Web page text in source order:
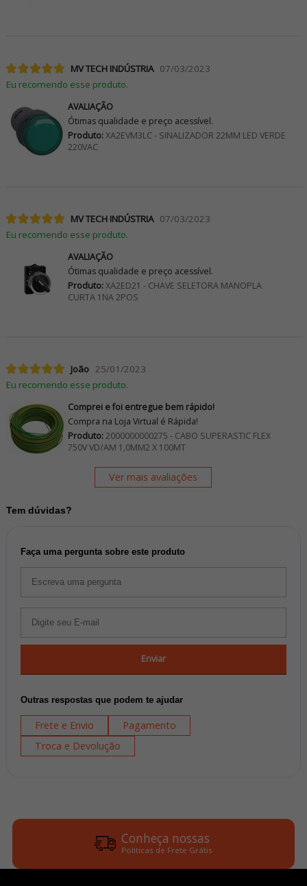
MV TECH INDÚSTRIA 07/03/2023
Eu recomendo esse produto.
AVALIAÇÃO
Ótimas qualidade e preço acessível.
Produto:XA2EVM3LC - SINALIZADOR 22MM LED VERDE
220VAC
MV TECH INDÚSTRIA 07/03/2023
Eu recomendo esse produto.
AVALIAÇÃO
Ótimas qualidade e preço acessível.
Produto:XA2ED21 - CHAVE SELETORA MANOPLA
CURTA 1NA 2POS
João 25/01/2023
Eu recomendo esse produto.
Comprei e foi entregue bem rápido!
Compra na Loja Virtual é Rápida!
Produto:2000000000275 - CABO SUPERASTIC FLEX
750V VD/AM 1,0MM2 X 100MT
Ver mais avaliações
Tem dúvidas?
Faça uma pergunta sobre este produto
Enviar
Outras respostas que podem te ajudar
Frete e Envio
Pagamento
Troca e Devolução
Conheça nossas
Politicas de Frete Grátis